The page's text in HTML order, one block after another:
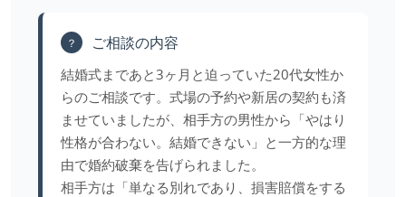
？ ご相談の内容
結婚式まであと3ヶ月と迫っていた20代女性か
らのご相談です。式場の予約や新居の契約も済
ませていましたが、相手方の男性から「やはり
性格が合わない。結婚できない」と一方的な理
由で婚約破棄を告げられました。
相手方は「単なる別れであり、損害賠償をする